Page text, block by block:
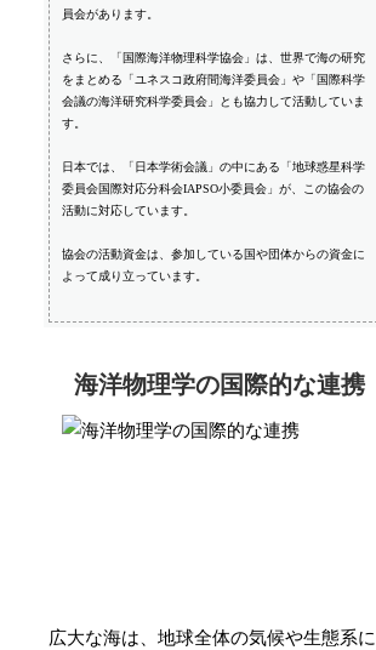
員会があります。
さらに、「国際海洋物理科学協会」は、世界で海の研究
をまとめる「ユネスコ政府間海洋委員会」や「国際科学
会議の海洋研究科学委員会」とも協力して活動していま
す。
日本では、「日本学術会議」の中にある「地球惑星科学
委員会国際対応分科会IAPSO小委員会」が、この協会の
活動に対応しています。
協会の活動資金は、参加している国や団体からの資金に
よって成り立っています。
海洋物理学の国際的な連携
広大な海は、地球全体の気候や生態系に